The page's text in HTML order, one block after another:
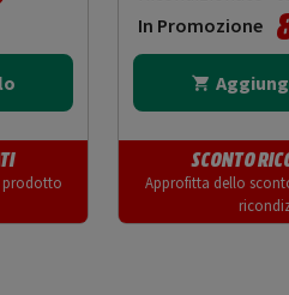
prodotto
In Promozione
SCONTO
Approfitta dello